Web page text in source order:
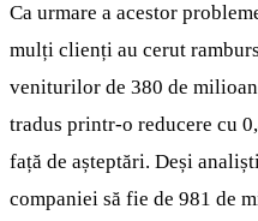
Ca urmare a acestor
mulți clienți au cerut
veniturilor de 380 de
tradus printr-o reducere cu
față de așteptări. Deși
companiei să fie de 981 de